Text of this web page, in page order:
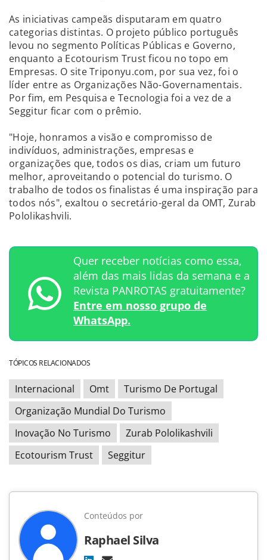
As iniciativas campeãs disputaram em quatro
categorias distintas. O projeto público português
levou no segmento Políticas Públicas e Governo,
enquanto a Ecotourism Trust ficou no topo em
Empresas. O site Triponyu.com, por sua vez, foi o
líder entre as Organizações Não-Governamentais.
Por fim, em Pesquisa e Tecnologia foi a vez de a
Seggitur ficar com o prêmio.
"Hoje, honramos a visão e compromisso de
indivíduos, administrações, empresas e
organizações que, todos os dias, criam um futuro
melhor, aproveitando o potencial do turismo. O
trabalho de todos os finalistas é uma inspiração para
todos nós", exaltou o secretário-geral da OMT, Zurab
Pololikashvili.
Quer receber notícias como essa,
além das mais lidas da semana e a
Revista PANROTAS gratuitamente?
Entre em nosso grupo de
WhatsApp.
TÓPICOS RELACIONADOS
Internacional Omt
Turismo De Portugal
Organização Mundial Do Turismo
Inovação No Turismo
Zurab Pololikashvili
Ecotourism Trust
Seggitur
Conteúdos por
Raphael Silva